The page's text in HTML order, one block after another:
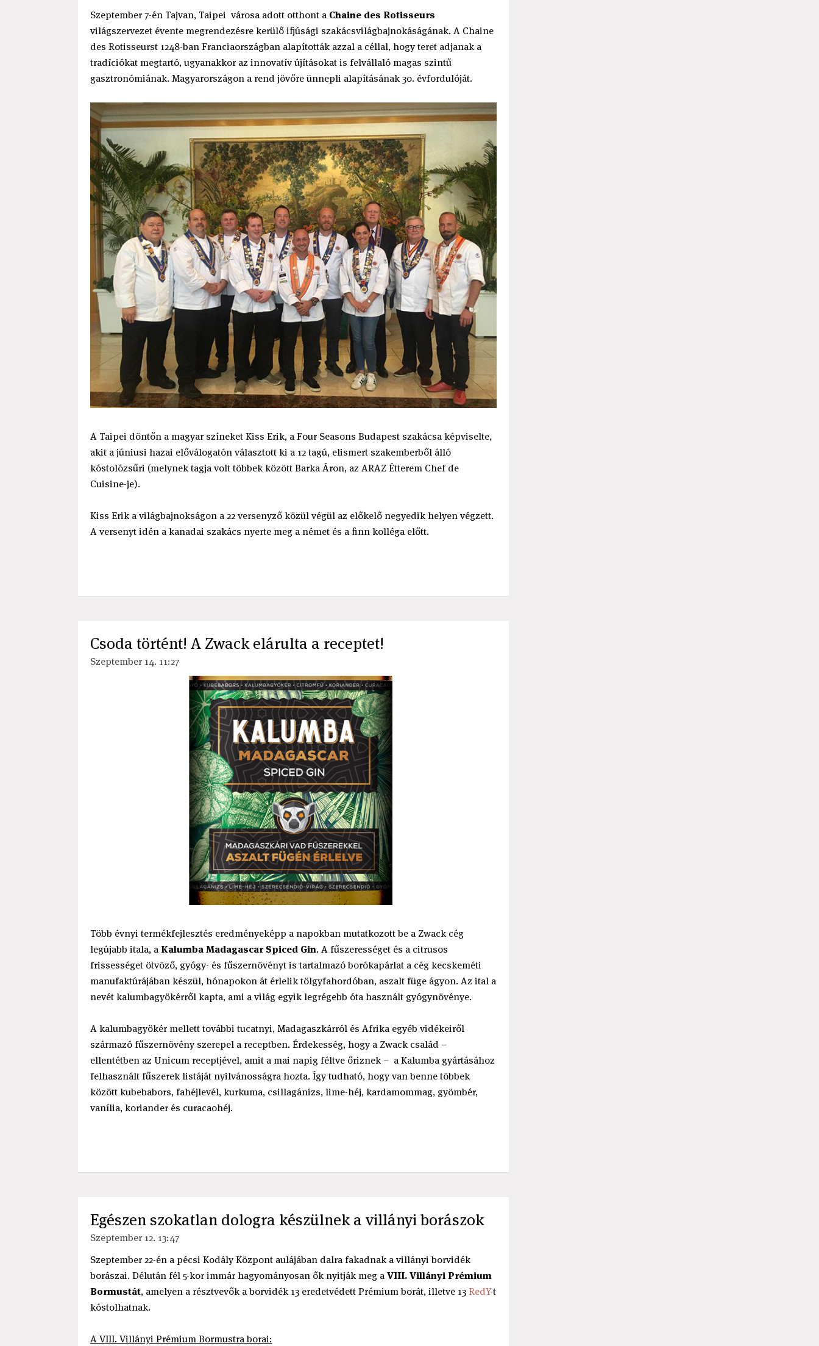
Szeptember 7-én Tajvan, Taipei városa adott otthont a Chaine des Rotisseurs
világszervezet évente megrendezésre kerülő ifjúsági szakácsvilágbajnokáságának. A Chaine
des Rotisseurst 1248-ban Franciaországban alapították azzal a céllal, hogy teret adjanak a
tradíciókat megtartó, ugyanakkor az innovatív újításokat is felvállaló magas szintű
gasztronómiának. Magyarországon a rend jövőre ünnepli alapításának 30. évfordulóját.
A Taipei döntőn a magyar színeket Kiss Erik, a Four Seasons Budapest szakácsa képviselte,
akit a júniusi hazai előválogatón választott ki a 12 tagú, elismert szakemberből álló
kóstolózsűri (melynek tagja volt többek között Barka Áron, az ARAZ Étterem Chef de
Cuisine-je).
Kiss Erik a világbajnokságon a 22 versenyző közül végül az előkelő negyedik helyen végzett.
A versenyt idén a kanadai szakács nyerte meg a német és a finn kolléga előtt.
Csoda történt! A Zwack elárulta a receptet!
Szeptember 14. 11:27
Több évnyi termékfejlesztés eredményeképp a napokban mutatkozott be a Zwack cég
legújabb itala, a Kalumba Madagascar Spiced Gin. A fűszerességet és a citrusos
frissességet ötvöző, gyógy- és fűszernövényt is tartalmazó borókapárlat a cég kecskeméti
manufaktúrájában készül, hónapokon át érlelik tölgyfahordóban, aszalt füge ágyon. Az ital a
nevét kalumbagyökérről kapta, ami a világ egyik legrégebb óta használt gyógynövénye.
A kalumbagyökér mellett további tucatnyi, Madagaszkárról és Afrika egyéb vidékeiről
származó fűszernövény szerepel a receptben. Érdekesség, hogy a Zwack család –
ellentétben az Unicum receptjével, amit a mai napig féltve őriznek – a Kalumba gyártásához
felhasznált fűszerek listáját nyilvánosságra hozta. Így tudható, hogy van benne többek
között kubebabors, fahéjlevél, kurkuma, csillagánizs, lime-héj, kardamommag, gyömbér,
vanília, koriander és curacaohéj.
Egészen szokatlan dologra készülnek a villányi borászok
Szeptember 12. 13:47
Szeptember 22-én a pécsi Kodály Központ aulájában dalra fakadnak a villányi borvidék
borászai. Délután fél 5-kor immár hagyományosan ők nyitják meg aVIII. Villányi Prémium
Bormustát, amelyen a résztvevők a borvidék 13 eredetvédett Prémium borát, illetve 13RedY-t
kóstolhatnak.
A VIII. Villányi Prémium Bormustra borai: